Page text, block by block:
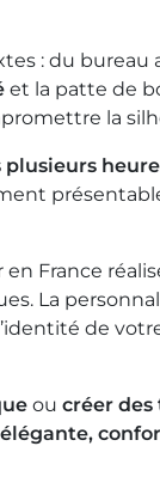
: du
et la patte de
la
en France
La
de
ou créer
élégante,